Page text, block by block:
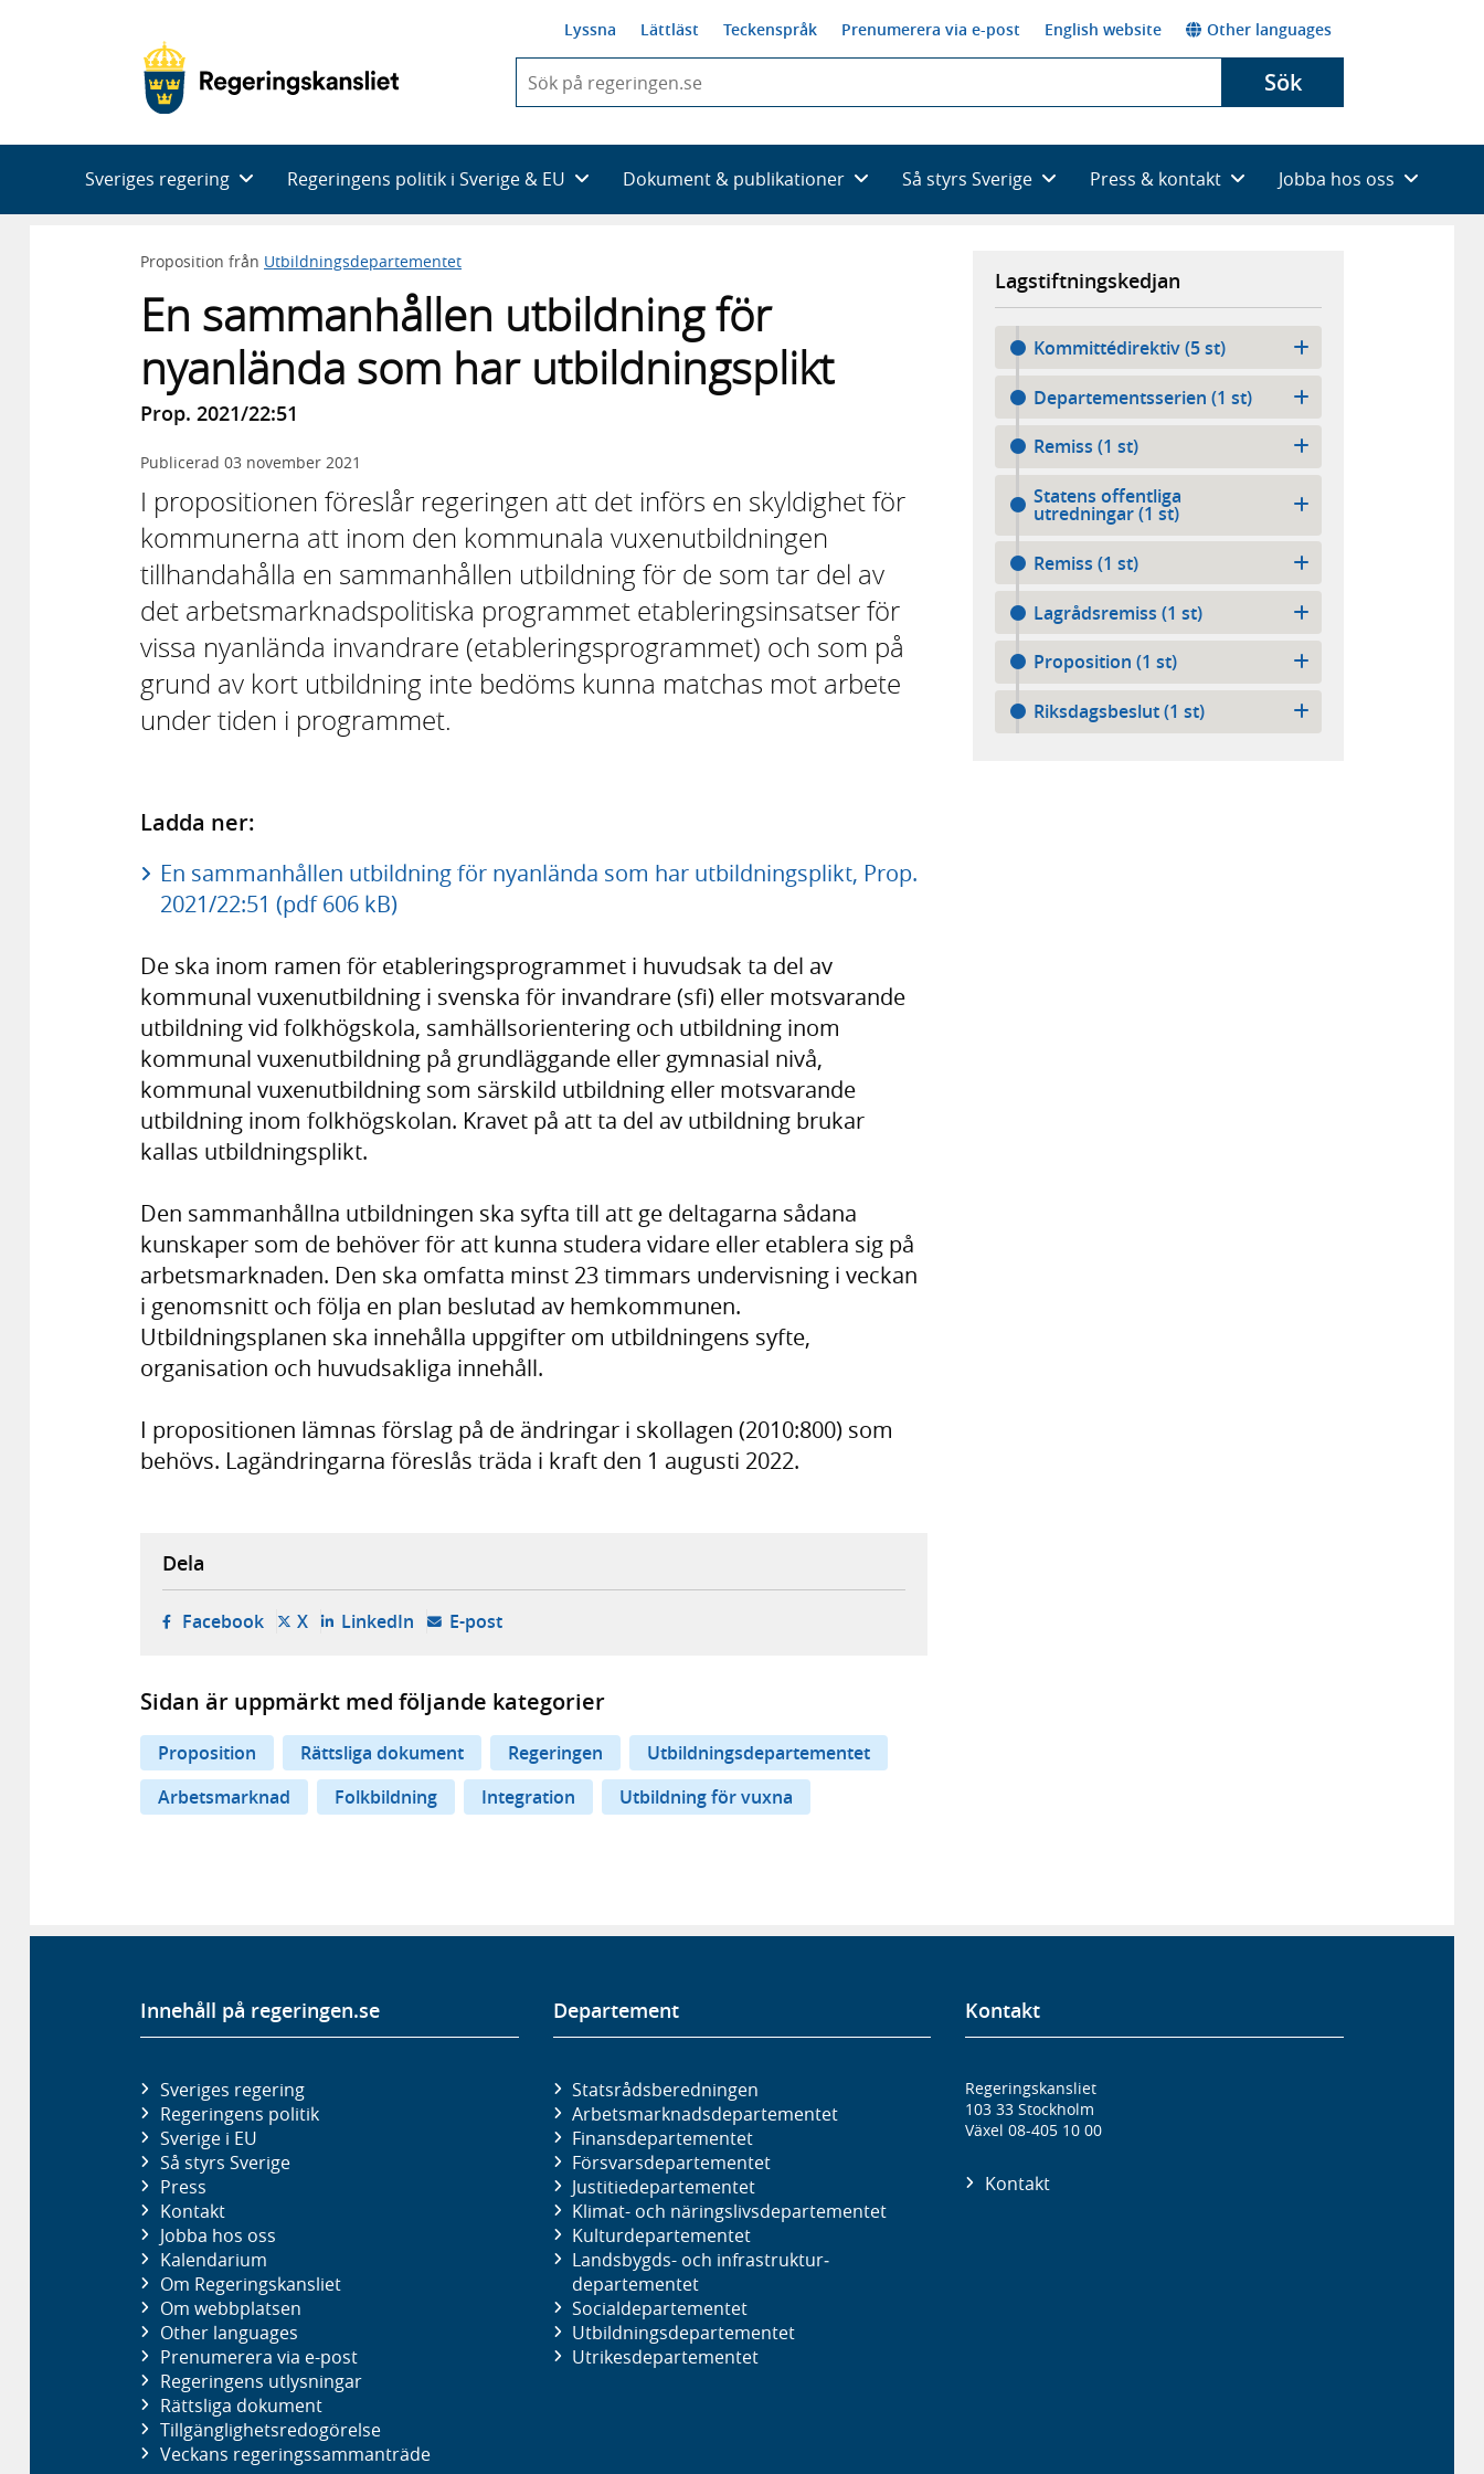
Lyssna Lättläst Teckenspråk Prenumerera via e-post English website Other languages
du
skriva
framträder
en
Sök
Sveriges regering Regeringens politik i Sverige & EU Dokument & publikationer Så styrs Sverige Press & kontakt Jobba hos oss
Proposition från Utbildningsdepartementet
En sammanhållen utbildning för
nyanlända som har utbildningsplikt
Prop. 2021/22:51
Publicerad 03 november 2021
I propositionen föreslår regeringen att det införs en skyldighet för
kommunerna att inom den kommunala vuxenutbildningen
tillhandahålla en sammanhållen utbildning för de som tar del av
det arbetsmarknadspolitiska programmet etableringsinsatser för
vissa nyanlända invandrare (etableringsprogrammet) och som på
grund av kort utbildning inte bedöms kunna matchas mot arbete
under tiden i programmet.
Ladda ner:
En sammanhållen utbildning för nyanlända som har utbildningsplikt, Prop.
2021/22:51 (pdf 606 kB)
De ska inom ramen för etableringsprogrammet i huvudsak ta del av
kommunal vuxenutbildning i svenska för invandrare (sfi) eller motsvarande
utbildning vid folkhögskola, samhällsorientering och utbildning inom
kommunal vuxenutbildning på grundläggande eller gymnasial nivå,
kommunal vuxenutbildning som särskild utbildning eller motsvarande
utbildning inom folkhögskolan. Kravet på att ta del av utbildning brukar
kallas utbildningsplikt.
Den sammanhållna utbildningen ska syfta till att ge deltagarna sådana
kunskaper som de behöver för att kunna studera vidare eller etablera sig på
arbetsmarknaden. Den ska omfatta minst 23 timmars undervisning i veckan
i genomsnitt och följa en plan beslutad av hemkommunen.
Utbildningsplanen ska innehålla uppgifter om utbildningens syfte,
organisation och huvudsakliga innehåll.
I propositionen lämnas förslag på de ändringar i skollagen (2010:800) som
behövs. Lagändringarna föreslås träda i kraft den 1 augusti 2022.
Lagstiftningskedjan
Kommittédirektiv (5 st)
Departementsserien (1 st)
Remiss (1 st)
Statens offentliga
utredningar (1 st)
Remiss (1 st)
Lagrådsremiss (1 st)
Proposition (1 st)
Riksdagsbeslut (1 st)
Dela
Facebook- öppnas i ny flik, extern webbplats,
X- öppnas i ny flik, extern webbplats,
LinkedIn- öppnas i ny flik, extern webbplats,
E-post- öppnar din e-postklient,
Sidan är uppmärkt med följande kategorier
Proposition Rättsliga dokument Regeringen
Utbildningsdepartementet
Arbetsmarknad
Folkbildning Integration Utbildning för vuxna
Innehåll på regeringen.se
Sveriges regering
Regeringens politik
Sverige i EU
Så styrs Sverige
Press
Kontakt
Jobba hos oss
Kalendarium
Om Regeringskansliet
Om webbplatsen
Other languages
Prenumerera via e-post
Regeringens utlysningar
Rättsliga dokument
Tillgänglighetsredogörelse
Veckans regeringssammanträde
Departement
Statsrådsberedningen
Arbetsmarknads­departementet
Finans­departementet
Försvars­departementet
Justitie­departementet
Klimat- och näringslivs­departementet
Kultur­departementet
Landsbygds- och infrastruktur­
departementet
Social­departementet
Utbildnings­departementet
Utrikes­departementet
Kontakt
Regeringskansliet
103 33 Stockholm
Växel 08-405 10 00
Kontakt